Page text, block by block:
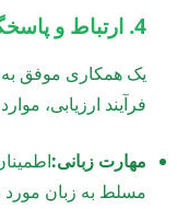
4. ارتباط و پاسخگویی
یک همکاری موفق به
فرآیند ارزیابی،
مهارت زبانی:
مسلط به زبان مورد